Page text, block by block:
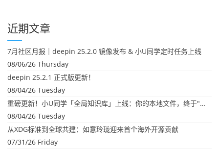
近期文章
7月社区月报｜deepin 25.2.0 镜像发布 & 小U同学定时任务上线
08/06/26 Thursday
deepin 25.2.1 正式版更新！
08/04/26 Tuesday
重磅更新！小U同学「全局知识库」上线：你的本地文件，终于"活"起来了
08/04/26 Tuesday
从XDG标准到全球共建：如意玲珑迎来首个海外开源贡献
07/31/26 Friday